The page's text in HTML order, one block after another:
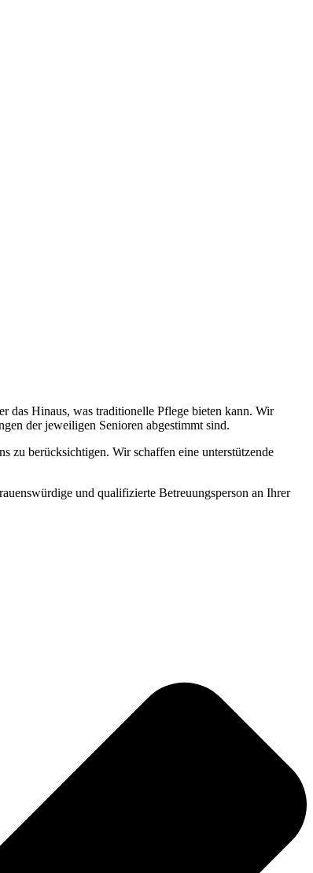
das Hinaus, was traditionelle Pflege bieten kann. Wir
der jeweiligen Senioren abgestimmt sind.
zu berücksichtigen. Wir schaffen eine unterstützende
und qualifizierte Betreuungsperson an Ihrer